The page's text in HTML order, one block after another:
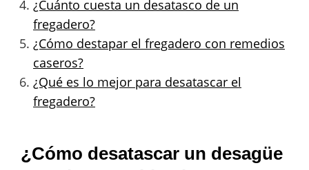
¿Cuánto cuesta un desatasco de un
fregadero?
¿Cómo destapar el fregadero con remedios
caseros?
¿Qué es lo mejor para desatascar el
fregadero?
¿Cómo desatascar un desagüe